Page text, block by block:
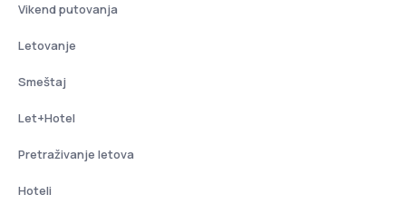
Vikend putovanja
Letovanje
Smeštaj
Let+Hotel
Pretraživanje letova
Hoteli